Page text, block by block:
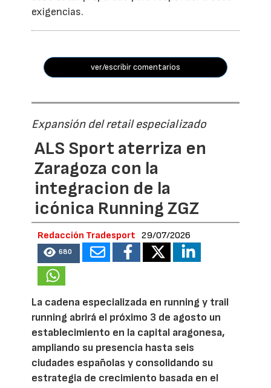
exigencias.
ver/escribir comentarios
Expansión del retail especializado
ALS Sport aterriza en
Zaragoza con la
integracion de la
icónica Running ZGZ
Redacción Tradesport 29/07/2026
680
La cadena especializada en running y trail
running abrirá el próximo 3 de agosto un
establecimiento en la capital aragonesa,
ampliando su presencia hasta seis
ciudades españolas y consolidando su
estrategia de crecimiento basada en el